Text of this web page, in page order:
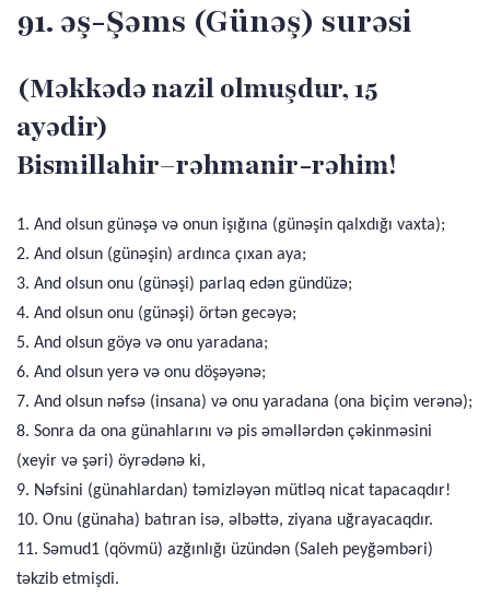
91. əş-Şəms (Günəş) surəsi
(Məkkədə nazil olmuşdur, 15
ayədir)
Bismillahir–rəhmanir-rəhim!
1. And olsun günəşə və onun işığına (günəşin qalxdığı vaxta);
2. And olsun (günəşin) ardınca çıxan aya;
3. And olsun onu (günəşi) parlaq edən gündüzə;
4. And olsun onu (günəşi) örtən gecəyə;
5. And olsun göyə və onu yaradana;
6. And olsun yerə və onu döşəyənə;
7. And olsun nəfsə (insana) və onu yaradana (ona biçim verənə);
8. Sonra da ona günahlarını və pis əməllərdən çəkinməsini
(xeyir və şəri) öyrədənə ki,
9. Nəfsini (günahlardan) təmizləyən mütləq nicat tapacaqdır!
10. Onu (günaha) batıran isə, əlbəttə, ziyana uğrayacaqdır.
11. Səmud1 (qövmü) azğınlığı üzündən (Saleh peyğəmbəri)
təkzib etmişdi.